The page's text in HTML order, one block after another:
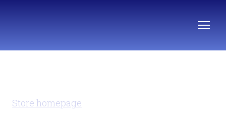
Store homepage